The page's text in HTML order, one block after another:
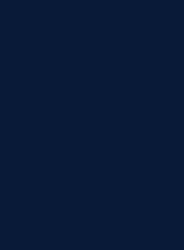
by insurers. Price
with us.